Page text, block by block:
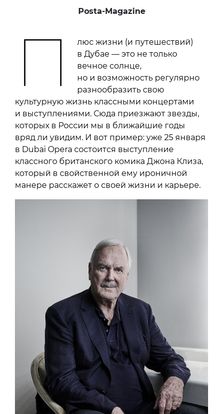
Posta-Magazine
П
люс жизни (и путешествий)
в Дубае — это не только
вечное солнце,
но и возможность регулярно
разнообразить свою
культурную жизнь классными концертами
и выступлениями. Сюда приезжают звезды,
которых в России мы в ближайшие годы
вряд ли увидим. И вот пример: уже 25 января
в Dubai Opera состоится выступление
классного британского комика Джона Клиза,
который в свойственной ему ироничной
манере расскажет о своей жизни и карьере.